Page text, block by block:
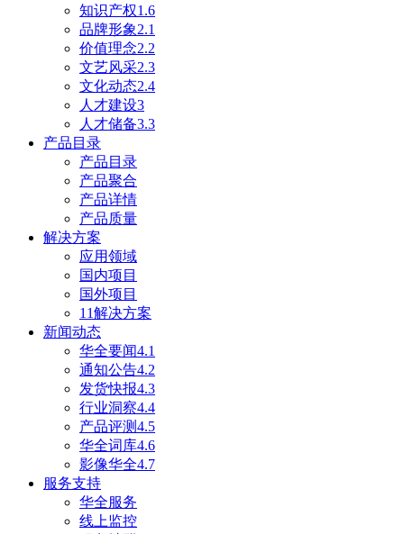
知识产权1.6
品牌形象2.1
价值理念2.2
文艺风采2.3
文化动态2.4
人才建设3
人才储备3.3
产品目录
产品目录
产品聚合
产品详情
产品质量
解决方案
应用领域
国内项目
国外项目
11解决方案
新闻动态
华全要闻4.1
通知公告4.2
发货快报4.3
行业洞察4.4
产品评测4.5
华全词库4.6
影像华全4.7
服务支持
华全服务
线上监控